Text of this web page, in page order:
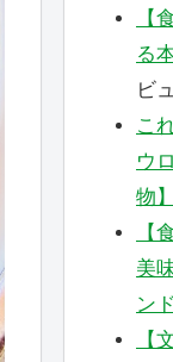
【
る
ビ
こ
ウ
物
【
美
ン
【